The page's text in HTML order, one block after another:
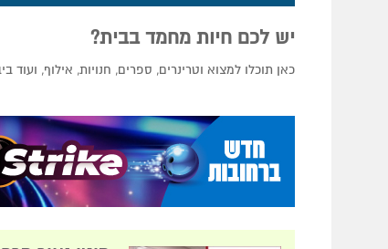
יש לכם חיות מחמד בבית?
כאן תוכלו למצוא וטרינרים, ספרים, חנויות, אילוף, ועוד